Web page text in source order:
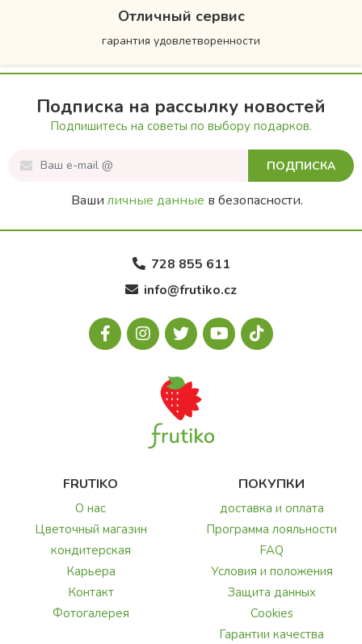
Отличный сервис
гарантия удовлетворенности
Подписка на рассылку новостей
Подпишитесь на советы по выбору подарков.
ПОДПИСКА
Ваши личные данные в безопасности.
728 855 611
info@frutiko.cz
FRUTIKO
О нас
Цветочный магазин
кондитерская
Карьера
Контакт
Фотогалерея
ПОКУПКИ
доставка и оплата
Программа лояльности
FAQ
Условия и положения
Защита данных
Cookies
Гарантии качества